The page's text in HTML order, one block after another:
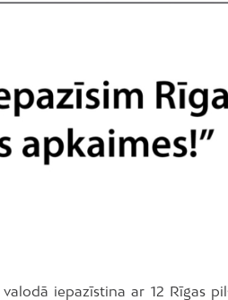
iepazīstina ar 12 Rīgas